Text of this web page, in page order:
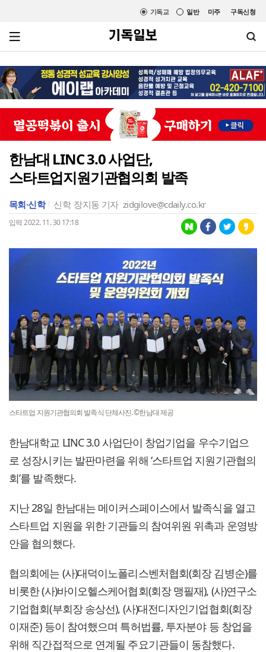
미주 구독신청
일반
기독교
한남대 LINC 3.0 사업단,
스타트업지원기관협의회 발족
목회·신학 신학 장지동 기자 zidgilove@cdaily.co.kr
입력 2022. 11. 30 17:18
스타트업 지원기관협의회 발족식 단체사진. ©한남대 제공
한남대학교 LINC 3.0 사업단이 창업기업을 우수기업으
로 성장시키는 발판마련을 위해 ‘스타트업 지원기관협의
회’를 발족했다.
지난 28일 한남대는 메이커스페이스에서 발족식을 열고
스타트업 지원을 위한 기관들의 참여위원 위촉과 운영방
안을 협의했다.
협의회에는 (사)대덕이노폴리스벤처협회(회장 김병순)를
비롯한 (사)바이오헬스케어협회(회장 맹필재), (사)연구소
기업협회(부회장 송상선), (사)대전디자인기업협회(회장
이재준) 등이 참여했으며 특허법률, 투자분야 등 창업을
위해 직간접적으로 연계될 주요기관들이 동참했다.